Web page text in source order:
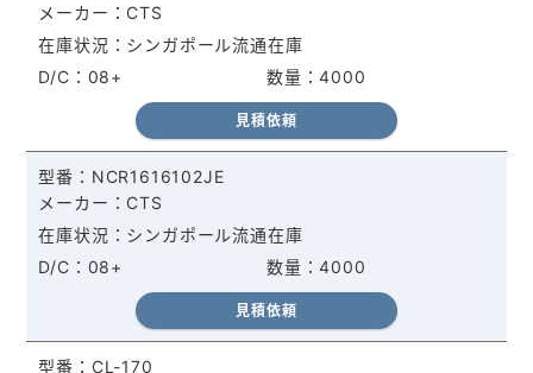
CTS
4000
シンガポール流通在庫
08+
見積依頼
NCR1616102JE
CTS
4000
シンガポール流通在庫
08+
見積依頼
CL-170